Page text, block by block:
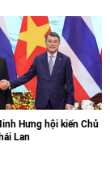
Hưng hội kiến Chủ
Lan